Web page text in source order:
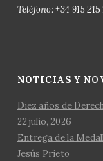
Teléfono: +34 915
NOTICIAS Y
Diez años de
22 julio, 2026
Entrega de la
Jesús Prieto